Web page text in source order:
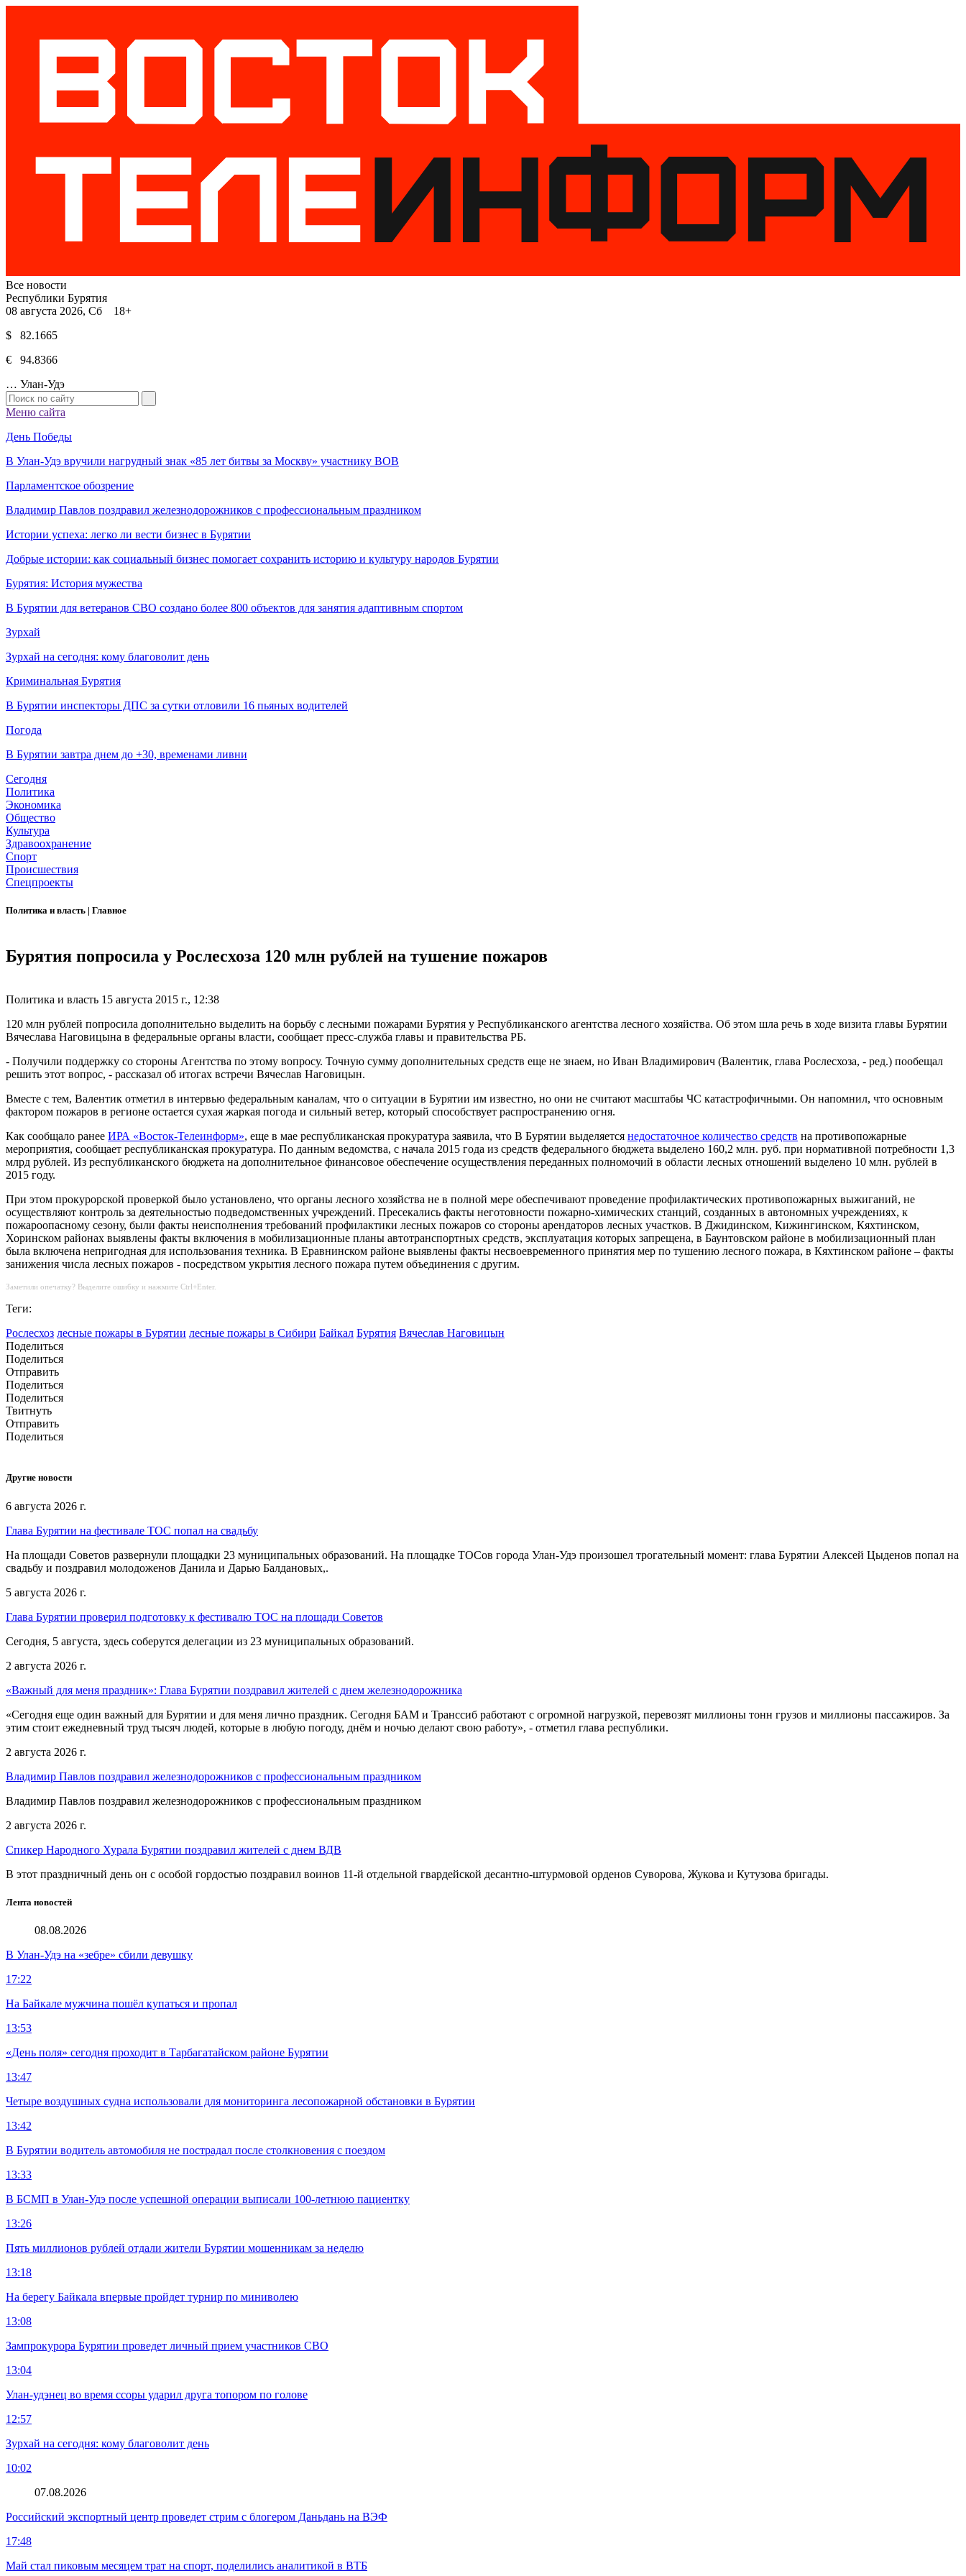
Все новости
Республики Бурятия
08 августа 2026, Сб 18+
$ 82.1665
€ 94.8366
… Улан-Удэ
Меню сайта
День Победы
В Улан-Удэ вручили нагрудный знак «85 лет битвы за Москву» участнику ВОВ
Парламентское обозрение
Владимир Павлов поздравил железнодорожников с профессиональным праздником
Истории успеха: легко ли вести бизнес в Бурятии
Добрые истории: как социальный бизнес помогает сохранить историю и культуру народов Бурятии
Бурятия: История мужества
В Бурятии для ветеранов СВО создано более 800 объектов для занятия адаптивным спортом
Зурхай
Зурхай на сегодня: кому благоволит день
Криминальная Бурятия
В Бурятии инспекторы ДПС за сутки отловили 16 пьяных водителей
Погода
В Бурятии завтра днем до +30, временами ливни
Сегодня
Политика
Экономика
Общество
Культура
Здравоохранение
Спорт
Происшествия
Спецпроекты
Политика и власть | Главное
Бурятия попросила у Рослесхоза 120 млн рублей на тушение пожаров
Политика и власть 15 августа 2015 г., 12:38
120 млн рублей попросила дополнительно выделить на борьбу с лесными пожарами Бурятия у Республиканского агентства лесного хозяйства. Об этом шла речь в ходе визита главы Бурятии
Вячеслава Наговицына в федеральные органы власти, сообщает пресс-служба главы и правительства РБ.
- Получили поддержку со стороны Агентства по этому вопросу. Точную сумму дополнительных средств еще не знаем, но Иван Владимирович (Валентик, глава Рослесхоза, - ред.) пообещал
решить этот вопрос, - рассказал об итогах встречи Вячеслав Наговицын.
Вместе с тем, Валентик отметил в интервью федеральным каналам, что о ситуации в Бурятии им известно, но они не считают масштабы ЧС катастрофичными. Он напомнил, что основным
фактором пожаров в регионе остается сухая жаркая погода и сильный ветер, который способствует распространению огня.
Как сообщало ранее ИРА «Восток-Телеинформ», еще в мае республиканская прокуратура заявила, что В Бурятии выделяется недостаточное количество средств на противопожарные
мероприятия, сообщает республиканская прокуратура. По данным ведомства, с начала 2015 года из средств федерального бюджета выделено 160,2 млн. руб. при нормативной потребности 1,3
млрд рублей. Из республиканского бюджета на дополнительное финансовое обеспечение осуществления переданных полномочий в области лесных отношений выделено 10 млн. рублей в
2015 году.
При этом прокурорской проверкой было установлено, что органы лесного хозяйства не в полной мере обеспечивают проведение профилактических противопожарных выжиганий, не
осуществляют контроль за деятельностью подведомственных учреждений. Пресекались факты неготовности пожарно-химических станций, созданных в автономных учреждениях, к
пожароопасному сезону, были факты неисполнения требований профилактики лесных пожаров со стороны арендаторов лесных участков. В Джидинском, Кижингинском, Кяхтинском,
Хоринском районах выявлены факты включения в мобилизационные планы автотранспортных средств, эксплуатация которых запрещена, в Баунтовском районе в мобилизационный план
была включена непригодная для использования техника. В Еравнинском районе выявлены факты несвоевременного принятия мер по тушению лесного пожара, в Кяхтинском районе – факты
занижения числа лесных пожаров - посредством укрытия лесного пожара путем объединения с другим.
Заметили опечатку? Выделите ошибку и нажмите Ctrl+Enter.
Теги:
Рослесхоз лесные пожары в Бурятии лесные пожары в Сибири Байкал Бурятия Вячеслав Наговицын
Поделиться
Поделиться
Отправить
Поделиться
Поделиться
Твитнуть
Отправить
Поделиться
Другие новости
6 августа 2026 г.
Глава Бурятии на фестивале ТОС попал на свадьбу
На площади Советов развернули площадки 23 муниципальных образований. На площадке ТОСов города Улан-Удэ произошел трогательный момент: глава Бурятии Алексей Цыденов попал на
свадьбу и поздравил молодоженов Данила и Дарью Балдановых,.
5 августа 2026 г.
Глава Бурятии проверил подготовку к фестивалю ТОС на площади Советов
Сегодня, 5 августа, здесь соберутся делегации из 23 муниципальных образований.
2 августа 2026 г.
«Важный для меня праздник»: Глава Бурятии поздравил жителей с днем железнодорожника
«Сегодня еще один важный для Бурятии и для меня лично праздник. Сегодня БАМ и Транссиб работают с огромной нагрузкой, перевозят миллионы тонн грузов и миллионы пассажиров. За
этим стоит ежедневный труд тысяч людей, которые в любую погоду, днём и ночью делают свою работу», - отметил глава республики.
2 августа 2026 г.
Владимир Павлов поздравил железнодорожников с профессиональным праздником
Владимир Павлов поздравил железнодорожников с профессиональным праздником
2 августа 2026 г.
Спикер Народного Хурала Бурятии поздравил жителей с днем ВДВ
В этот праздничный день он с особой гордостью поздравил воинов 11-й отдельной гвардейской десантно-штурмовой орденов Суворова, Жукова и Кутузова бригады.
Лента новостей
08.08.2026
В Улан-Удэ на «зебре» сбили девушку
17:22
На Байкале мужчина пошёл купаться и пропал
13:53
«День поля» сегодня проходит в Тарбагатайском районе Бурятии
13:47
Четыре воздушных судна использовали для мониторинга лесопожарной обстановки в Бурятии
13:42
В Бурятии водитель автомобиля не пострадал после столкновения с поездом
13:33
В БСМП в Улан-Удэ после успешной операции выписали 100-летнюю пациентку
13:26
Пять миллионов рублей отдали жители Бурятии мошенникам за неделю
13:18
На берегу Байкала впервые пройдет турнир по миниволею
13:08
Зампрокурора Бурятии проведет личный прием участников СВО
13:04
Улан-удэнец во время ссоры ударил друга топором по голове
12:57
Зурхай на сегодня: кому благоволит день
10:02
07.08.2026
Российский экспортный центр проведет стрим с блогером Даньдань на ВЭФ
17:48
Май стал пиковым месяцем трат на спорт, поделились аналитикой в ВТБ